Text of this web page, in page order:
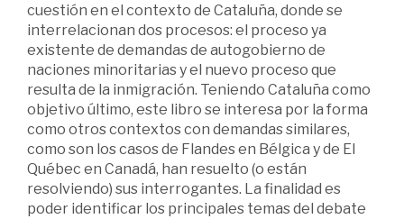
cuestión en el contexto de Cataluña, donde se
interrelacionan dos procesos: el proceso ya
existente de demandas de autogobierno de
naciones minoritarias y el nuevo proceso que
resulta de la inmigración. Teniendo Cataluña como
objetivo último, este libro se interesa por la forma
como otros contextos con demandas similares,
como son los casos de Flandes en Bélgica y de El
Québec en Canadá, han resuelto (o están
resolviendo) sus interrogantes. La finalidad es
poder identificar los principales temas del debate